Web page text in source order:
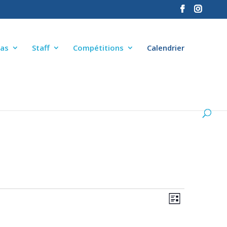
Staff Compétitions Calendrier
Liste